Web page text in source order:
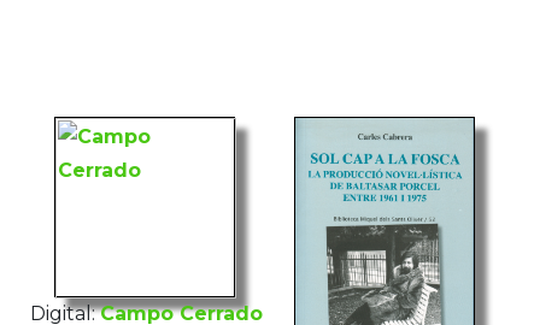
Digital: Campo Cerrado